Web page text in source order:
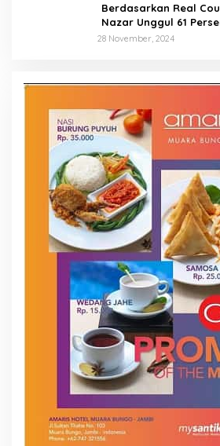
Berdasarkan Real
Nazar Unggul 61
Hanya 39 Persen
28 November, 2024